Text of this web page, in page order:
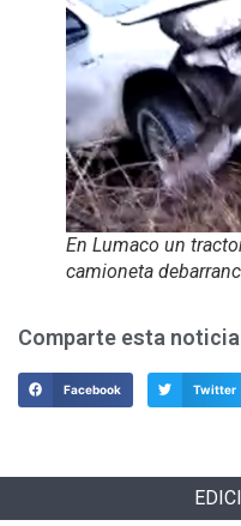
En Lumaco un
camioneta
Comparte esta noticia
Facebook Twitter